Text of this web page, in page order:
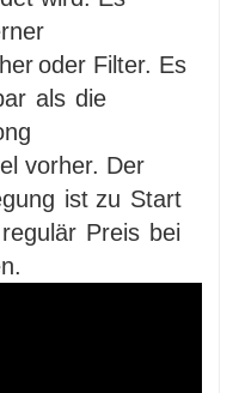
oder Filter. Es
als die
vorher. Der
ist zu Start
regulär Preis bei